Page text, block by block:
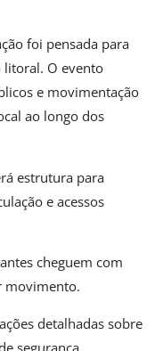
foi pensada para
litoral. O evento
e movimentação
ao longo dos
estrutura para
e acessos
cheguem com
movimento.
detalhadas sobre
segurança